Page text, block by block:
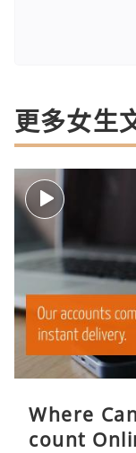
更多女生
Where
count